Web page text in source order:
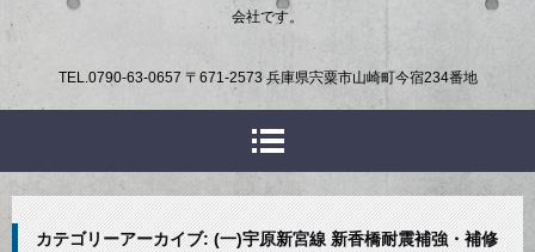
会社です。
TEL. 0790-63-0657 〒671-2573 兵庫県宍粟市山崎町今宿234番地
カテゴリーアーカイブ: (一)宇原新宮線 新香橋耐震補強・補修